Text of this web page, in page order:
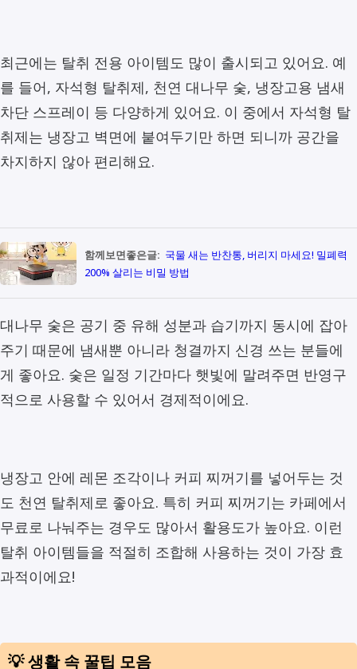
최근에는 탈취 전용 아이템도 많이 출시되고 있어요. 예
를 들어, 자석형 탈취제, 천연 대나무 숯, 냉장고용 냄새
차단 스프레이 등 다양하게 있어요. 이 중에서 자석형 탈
취제는 냉장고 벽면에 붙여두기만 하면 되니까 공간을
차지하지 않아 편리해요.
함께보면좋은글: 국물 새는 반찬통, 버리지 마세요! 밀폐력
200% 살리는 비밀 방법
대나무 숯은 공기 중 유해 성분과 습기까지 동시에 잡아
주기 때문에 냄새뿐 아니라 청결까지 신경 쓰는 분들에
게 좋아요. 숯은 일정 기간마다 햇빛에 말려주면 반영구
적으로 사용할 수 있어서 경제적이에요.
냉장고 안에 레몬 조각이나 커피 찌꺼기를 넣어두는 것
도 천연 탈취제로 좋아요. 특히 커피 찌꺼기는 카페에서
무료로 나눠주는 경우도 많아서 활용도가 높아요. 이런
탈취 아이템들을 적절히 조합해 사용하는 것이 가장 효
과적이에요!
💡 생활 속 꿀팁 모음